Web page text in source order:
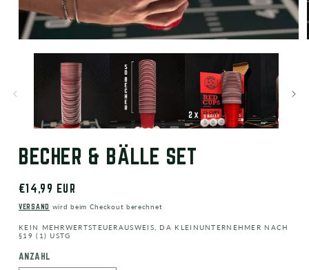
BECHER & BÄLLE SET
NORMALER
PREIS
€14,99 EUR
VERSAND wird beim Checkout berechnet
KEIN MEHRWERTSTEUERAUSWEIS, DA KLEINUNTERNEHMER NACH
§19 (1) USTG
ANZAHL
ANZAHL